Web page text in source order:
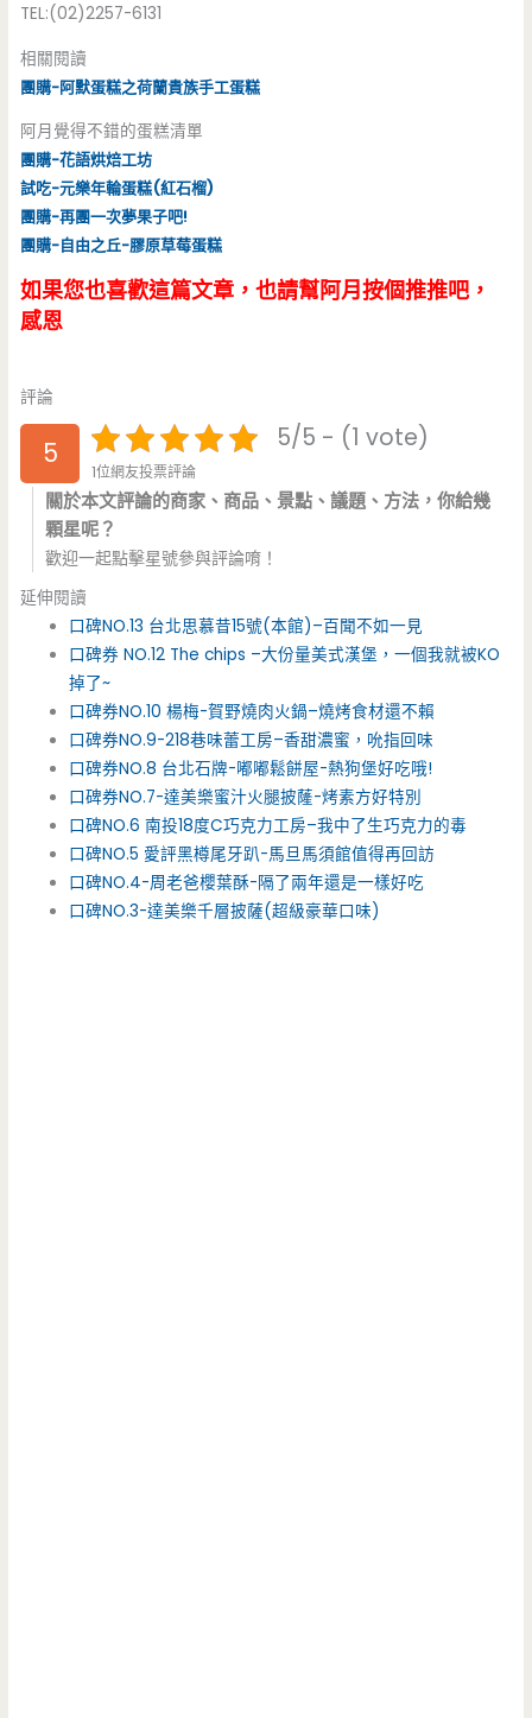
TEL:(02)2257-6131
相關閱讀
團購-阿默蛋糕之荷蘭貴族手工蛋糕
阿月覺得不錯的蛋糕清單
團購-花語烘焙工坊
試吃-元樂年輪蛋糕(紅石榴)
團購-再團一次夢果子吧!
團購-自由之丘-膠原草莓蛋糕
如果您也喜歡這篇文章，也請幫阿月按個推推吧，
感恩
評論
5 5/5 - (1 vote)
1位網友投票評論
關於本文評論的商家、商品、景點、議題、方法，你給幾
顆星呢？
歡迎一起點擊星號參與評論唷！
延伸閱讀
口碑NO.13 台北思慕昔15號(本館)–百聞不如一見
口碑券 NO.12 The chips –大份量美式漢堡，一個我就被KO
掉了~
口碑券NO.10 楊梅-賀野燒肉火鍋–燒烤食材還不賴
口碑券NO.9-218巷味蕾工房–香甜濃蜜，吮指回味
口碑券NO.8 台北石牌-嘟嘟鬆餅屋-熱狗堡好吃哦!
口碑券NO.7-達美樂蜜汁火腿披蕯-烤素方好特別
口碑NO.6 南投18度C巧克力工房–我中了生巧克力的毒
口碑NO.5 愛評黑樽尾牙趴-馬旦馬須館值得再回訪
口碑NO.4-周老爸櫻葉酥-隔了兩年還是一樣好吃
口碑NO.3-達美樂千層披薩(超級豪華口味)